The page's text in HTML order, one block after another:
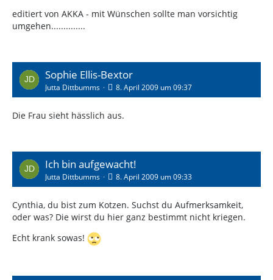
editiert von AKKA - mit Wünschen sollte man vorsichtig
umgehen..............
Sophie Ellis-Bextor
Jutta Dittbumms 8. April 2009 um 09:37
Die Frau sieht hässlich aus.
Ich bin aufgewacht!
Jutta Dittbumms 8. April 2009 um 09:33
Cynthia, du bist zum Kotzen. Suchst du Aufmerksamkeit,
oder was? Die wirst du hier ganz bestimmt nicht kriegen.
Echt krank sowas!